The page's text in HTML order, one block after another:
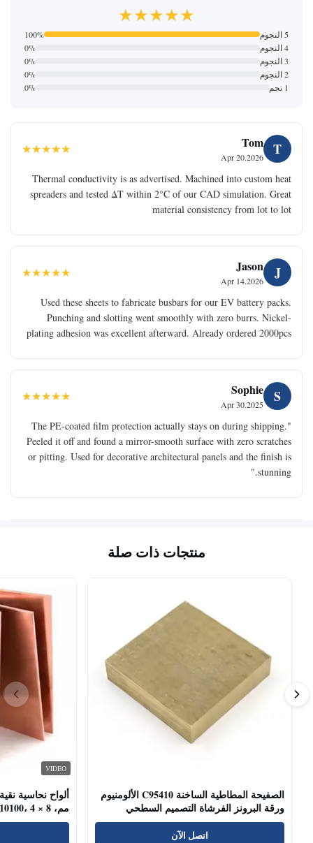
★★★★★
5 النجوم
100%
4 النجوم
0%
3 النجوم
0%
2 النجوم
0%
1 نجم
0%
T
Tom
Apr 20.2026
★★★★★
Thermal conductivity is as advertised. Machined into custom heat
spreaders and tested ΔT within 2°C of our CAD simulation. Great
material consistency from lot to lot
J
Jason
Apr 14.2026
★★★★★
Used these sheets to fabricate busbars for our EV battery packs.
Punching and slotting went smoothly with zero burrs. Nickel-
plating adhesion was excellent afterward. Already ordered 2000pcs
S
Sophie
Apr 30.2025
★★★★★
"The PE-coated film protection actually stays on during shipping.
Peeled it off and found a mirror-smooth surface with zero scratches
or pitting. Used for decorative architectural panels and the finish is
stunning."
منتجات ذات صلة
الصفيحة المطاطية الساخنة C95410 الألومنيوم
ورقة البرونز الفرشاة التصميم السطحي
الصناعة
اتصل الآن
VIDEO
مم، C11000 C10100، 4 × 8 قدم